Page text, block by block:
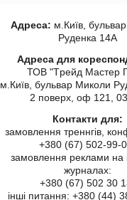
Адреса: м.Київ,
Руденка 14А
Адреса для
ТОВ "Tрейд Мастер
м.Київ, бульвар Миколи
2 поверх, оф 121,
Контакти для:
замовлення треннгів,
+380 (67) 502-99-
замовлення реклами на
журналах:
+380 (67) 502 30
інші питання: +380 (44)